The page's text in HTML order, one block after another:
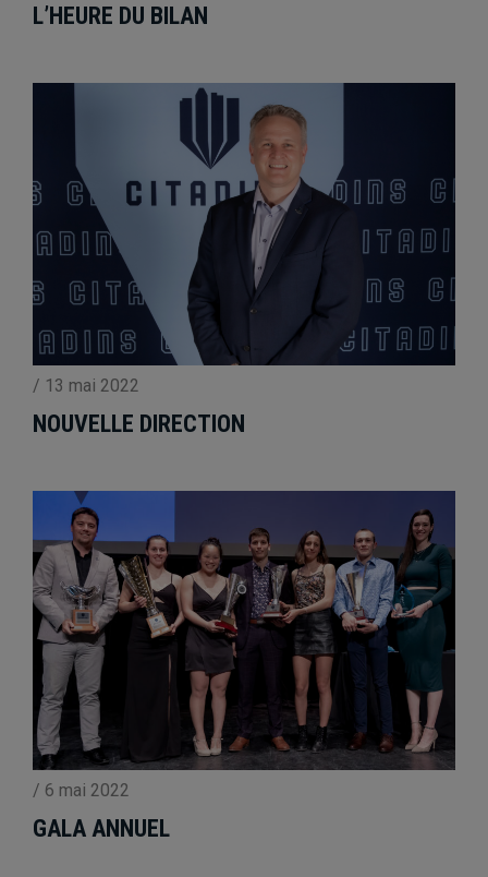
L’HEURE DU BILAN
/ 13 mai 2022
NOUVELLE DIRECTION
/ 6 mai 2022
GALA ANNUEL